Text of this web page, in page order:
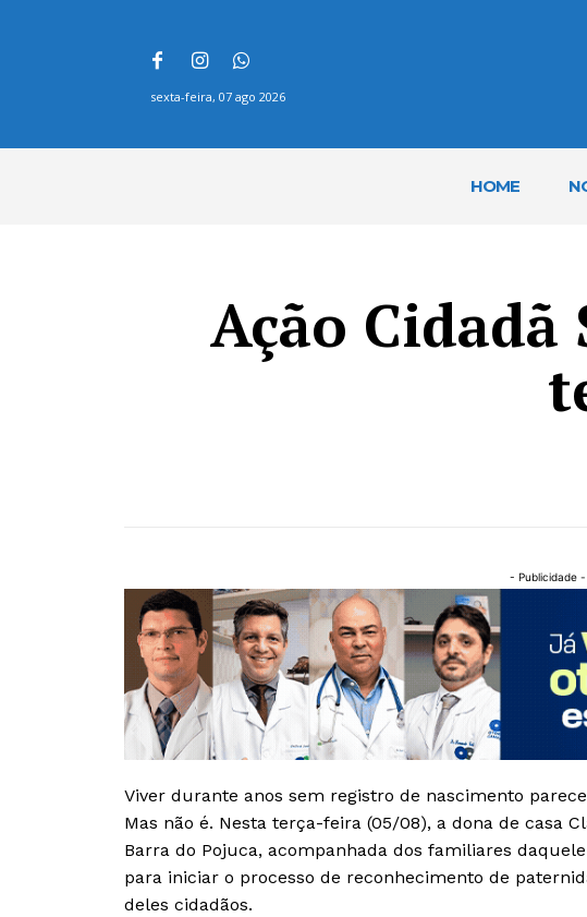
sexta-feira, 07 ago 2026
HOME
Ação Cidadã
- Publicidade -
Viver durante anos sem registro de nascimento
Mas não é. Nesta terça-feira (05/08), a dona de casa
Barra do Pojuca, acompanhada dos familiares
para iniciar o processo de reconhecimento de
deles cidadãos.